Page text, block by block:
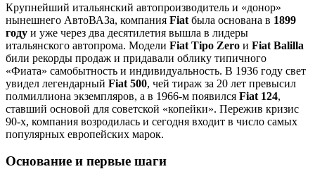
Крупнейший итальянский автопроизводитель и «донор»
нынешнего АвтоВАЗа, компания Fiat была основана в 1899
году и уже через два десятилетия вышла в лидеры
итальянского автопрома. Модели Fiat Tipo Zero и Fiat Balilla
били рекорды продаж и придавали облику типичного
«Фиата» самобытность и индивидуальность. В 1936 году свет
увидел легендарный Fiat 500, чей тираж за 20 лет превысил
полмиллиона экземпляров, а в 1966‑м появился Fiat 124,
ставший основой для советской «копейки». Пережив кризис
90‑х, компания возродилась и сегодня входит в число самых
популярных европейских марок.
Основание и первые шаги